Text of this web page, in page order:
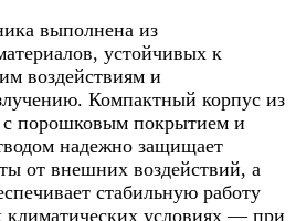
выполнена из
устойчивых к
воздействиям и
Компактный корпус из
с порошковым покрытием и
надежно защищает
от внешних воздействий, а
стабильную работу
климатических условиях — при